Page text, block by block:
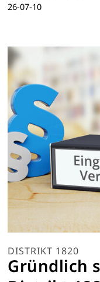
26-07-10
DISTRIKT 1820
Gründlich